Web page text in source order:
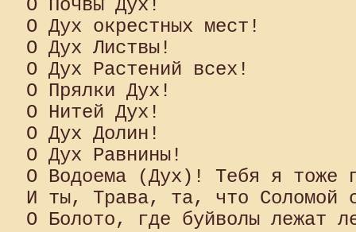
О Почвы Дух!
О Дух окрестных мест!
О Дух Листвы!
О Дух Растений всех!
О Прялки Дух!
О Нитей Дух!
О Дух Долин!
О Дух Равнины!
О Водоема (Дух)! Тебя я тоже
И ты, Трава, та, что Соломой
О Болото, где буйволы лежат